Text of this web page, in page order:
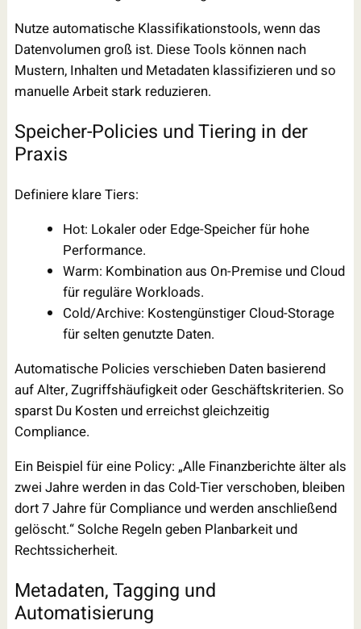
Nutze automatische Klassifikationstools, wenn das
Datenvolumen groß ist. Diese Tools können nach
Mustern, Inhalten und Metadaten klassifizieren und so
manuelle Arbeit stark reduzieren.
Speicher-Policies und Tiering in der
Praxis
Definiere klare Tiers:
Hot: Lokaler oder Edge-Speicher für hohe
Performance.
Warm: Kombination aus On-Premise und Cloud
für reguläre Workloads.
Cold/Archive: Kostengünstiger Cloud-Storage
für selten genutzte Daten.
Automatische Policies verschieben Daten basierend
auf Alter, Zugriffshäufigkeit oder Geschäftskriterien. So
sparst Du Kosten und erreichst gleichzeitig
Compliance.
Ein Beispiel für eine Policy: „Alle Finanzberichte älter als
zwei Jahre werden in das Cold-Tier verschoben, bleiben
dort 7 Jahre für Compliance und werden anschließend
gelöscht.“ Solche Regeln geben Planbarkeit und
Rechtssicherheit.
Metadaten, Tagging und
Automatisierung